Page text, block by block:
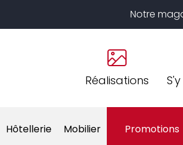
Réalisations
Notre
Hôtellerie Mobilier Promotions